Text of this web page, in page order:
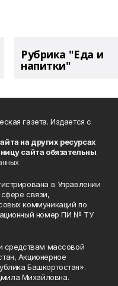
Рубрика "Еда и
напитки"
газета. Издается с
на других ресурсах
сайта обязательны.
в Управлении
связи,
коммуникаций по
номер ПИ № ТУ
средствам массовой
Акционерное
Башкортостан».
Михайловна.